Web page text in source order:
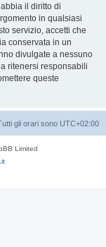
il diritto di
in qualsiasi
servizio, accetti che
conservata in un
divulgate a nessuno
ritenersi responsabili
queste
gli orari sono UTC+02:00
Limited